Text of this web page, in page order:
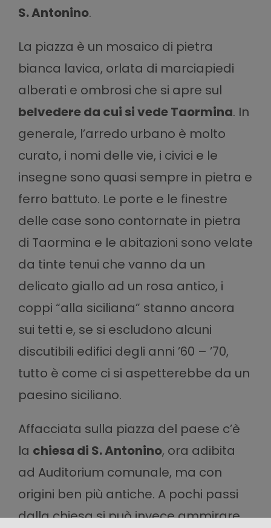
S. Antonino.
La piazza è un mosaico di pietra
bianca lavica, orlata di marciapiedi
alberati e ombrosi che si apre sul
belvedere da cui si vede Taormina. In
generale, l’arredo urbano è molto
curato, i nomi delle vie, i civici e le
insegne sono quasi sempre in pietra e
ferro battuto. Le porte e le finestre
delle case sono contornate in pietra
di Taormina e le abitazioni sono velate
da tinte tenui che vanno da un
delicato giallo ad un rosa antico, i
coppi “alla siciliana” stanno ancora
sui tetti e, se si escludono alcuni
discutibili edifici degli anni ’60 – ’70,
tutto è come ci si aspetterebbe da un
paesino siciliano.
Affacciata sulla piazza del paese c’è
la chiesa di S. Antonino, ora adibita
ad Auditorium comunale, ma con
origini ben più antiche. A pochi passi
dalla chiesa si può invece ammirare